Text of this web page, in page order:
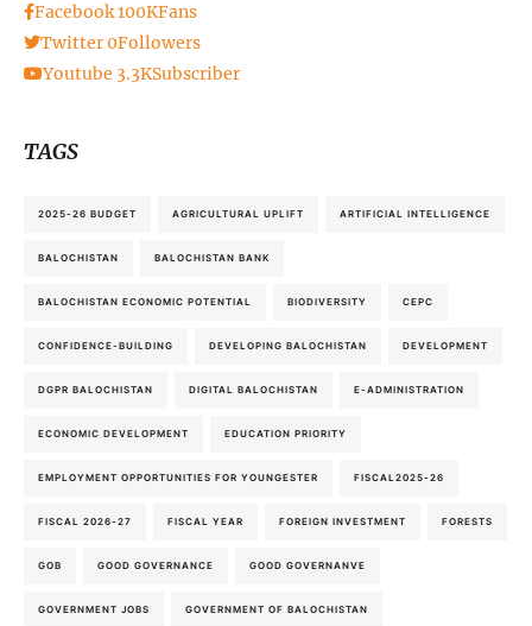
Facebook100KFans
Twitter 0Followers
Youtube 3.3KSubscriber
TAGS
2025-26 BUDGET AGRICULTURAL UPLIFT ARTIFICIAL INTELLIGENCE
BALOCHISTAN BALOCHISTAN BANK
BALOCHISTAN ECONOMIC POTENTIAL BIODIVERSITY CEPC
CONFIDENCE-BUILDING DEVELOPING BALOCHISTAN DEVELOPMENT
DGPR BALOCHISTAN DIGITAL BALOCHISTAN E-ADMINISTRATION
ECONOMIC DEVELOPMENT EDUCATION PRIORITY
EMPLOYMENT OPPORTUNITIES FOR YOUNGESTER FISCAL2025-26
FISCAL 2026-27 FISCAL YEAR FOREIGN INVESTMENT FORESTS
GOB GOOD GOVERNANCE GOOD GOVERNANVE
GOVERNMENT JOBS GOVERNMENT OF BALOCHISTAN